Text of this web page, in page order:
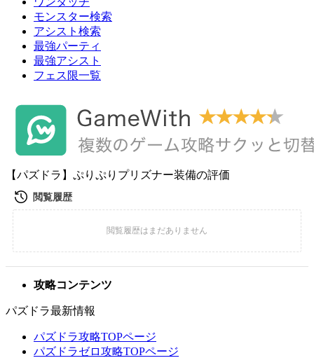
モンスター検索
アシスト検索
最強パーティ
最強アシスト
フェス限一覧
【パズドラ】ぷりぷりプリズナー装備の評価
攻略コンテンツ
パズドラ最新情報
パズドラ攻略TOPページ
パズドラゼロ攻略TOPページ